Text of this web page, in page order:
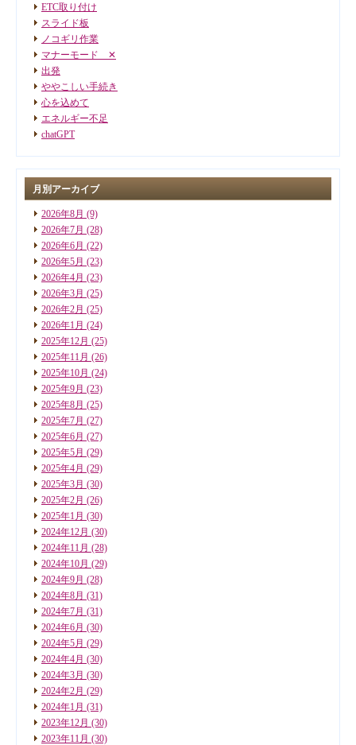
ETC取り付け
スライド板
ノコギリ作業
マナーモード ✕
出発
ややこしい手続き
心を込めて
エネルギー不足
chatGPT
月別アーカイブ
2026年8月 (9)
2026年7月 (28)
2026年6月 (22)
2026年5月 (23)
2026年4月 (23)
2026年3月 (25)
2026年2月 (25)
2026年1月 (24)
2025年12月 (25)
2025年11月 (26)
2025年10月 (24)
2025年9月 (23)
2025年8月 (25)
2025年7月 (27)
2025年6月 (27)
2025年5月 (29)
2025年4月 (29)
2025年3月 (30)
2025年2月 (26)
2025年1月 (30)
2024年12月 (30)
2024年11月 (28)
2024年10月 (29)
2024年9月 (28)
2024年8月 (31)
2024年7月 (31)
2024年6月 (30)
2024年5月 (29)
2024年4月 (30)
2024年3月 (30)
2024年2月 (29)
2024年1月 (31)
2023年12月 (30)
2023年11月 (30)